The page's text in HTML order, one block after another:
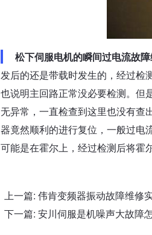
松下伺服电机的瞬间过电流故障
发后的还是带载时发生的，经过检
也说明主回路正常没必要检测。但
无异常，一直检查到这里也没有查
器竟然顺利的进行复位，一般过电
可能是在霍尔上，经过检测后将霍
上一篇: 伟肯变频器振动故障维修
下一篇: 安川伺服是机噪声大故障